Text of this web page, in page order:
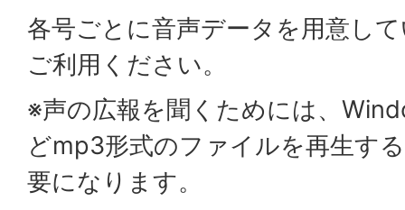
各号ごとに音声データを用意し
ご利用ください。
※声の広報を聞くためには、
どmp3形式のファイルを再生す
要になります。